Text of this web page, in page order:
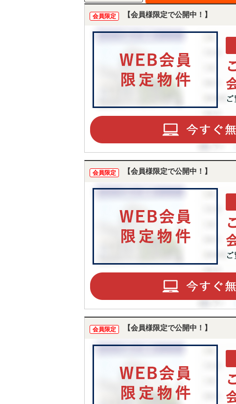
会員限定 【会員様限定で公開中！】
会員限定 【会員様限定で公開中！】
会員限定 【会員様限定で公開中！】